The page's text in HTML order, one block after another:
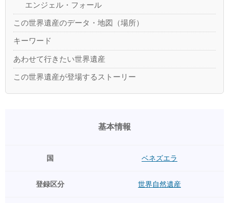
エンジェル・フォール
この世界遺産のデータ・地図（場所）
キーワード
あわせて行きたい世界遺産
この世界遺産が登場するストーリー
基本情報
国 ベネズエラ
登録区分 世界自然遺産